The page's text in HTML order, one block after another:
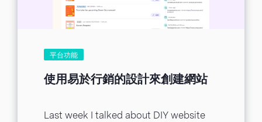
平台功能
使用易於行銷的設計來創建網站
Last week I talked about DIY website